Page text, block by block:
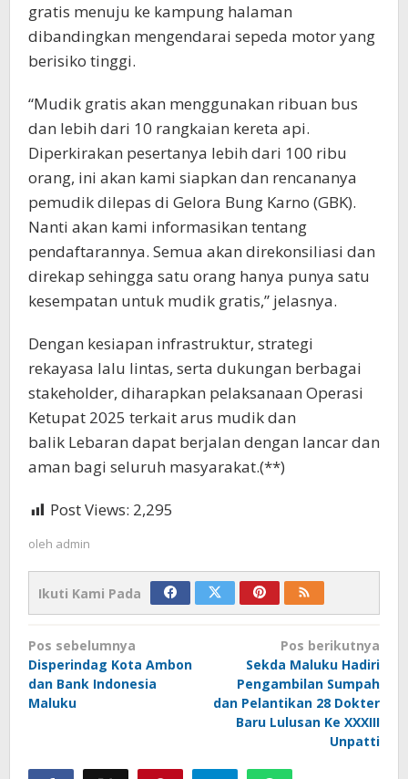
gratis menuju ke kampung halaman
dibandingkan mengendarai sepeda motor yang
berisiko tinggi.
“Mudik gratis akan menggunakan ribuan bus
dan lebih dari 10 rangkaian kereta api.
Diperkirakan pesertanya lebih dari 100 ribu
orang, ini akan kami siapkan dan rencananya
pemudik dilepas di Gelora Bung Karno (GBK).
Nanti akan kami informasikan tentang
pendaftarannya. Semua akan direkonsiliasi dan
direkap sehingga satu orang hanya punya satu
kesempatan untuk mudik gratis,” jelasnya.
Dengan kesiapan infrastruktur, strategi
rekayasa lalu lintas, serta dukungan berbagai
stakeholder, diharapkan pelaksanaan Operasi
Ketupat 2025 terkait arus mudik dan
balik Lebaran dapat berjalan dengan lancar dan
aman bagi seluruh masyarakat.(**)
Post Views: 2,295
oleh admin
Ikuti Kami Pada
Navigasi
pos
Pos sebelumnya
Disperindag Kota Ambon
dan Bank Indonesia
Maluku
Pos berikutnya
Sekda Maluku Hadiri
Pengambilan Sumpah
dan Pelantikan 28 Dokter
Baru Lulusan Ke XXXIII
Unpatti